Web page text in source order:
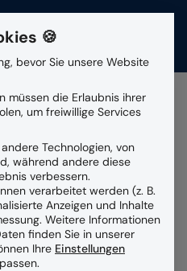
mit dem
🍪
bevor Sie unsere Website
müssen die Erlaubnis ihrer
um freiwillige Services
Technologien, von
während andere diese
verbessern.
verarbeitet werden (z. B.
Anzeigen und Inhalte
Weitere Informationen
finden Sie in unserer
Ihre Einstellungen